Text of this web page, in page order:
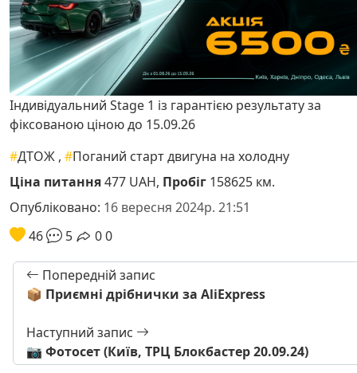
Індивідуальний Stage 1 із гарантією результату за
фіксованою ціною до 15.09.26
#ДТОЖ , #Поганий старт двигуна на холодну
Ціна питання477 UAH, Пробіг 158625 км.
Опубліковано: 16 вересня 2024р. 21:51
46
5 00
Попередній запис
📦 Приємні дрібнички за AliExpress
Наступний запис
📷 Фотосет (Київ, ТРЦ Блокбастер 20.09.24)